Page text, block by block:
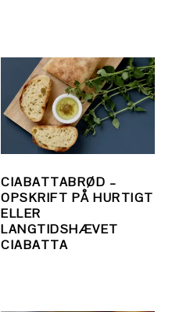
CIABATTABRØD –
OPSKRIFT PÅ HURTIGT
ELLER
LANGTIDSHÆVET
CIABATTA